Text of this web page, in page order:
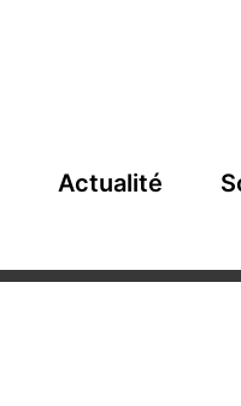
Actualité